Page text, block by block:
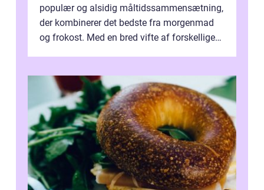
populær og alsidig måltidssammensætning,
der kombinerer det bedste fra morgenmad
og frokost. Med en bred vifte af forskellige